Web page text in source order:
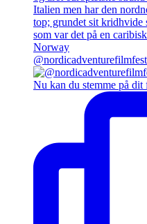
Nu kan du stemme på